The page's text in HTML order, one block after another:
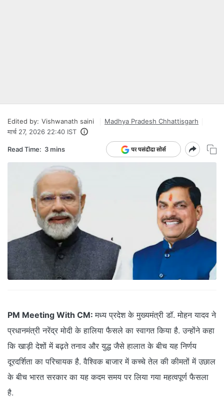
Edited by: Vishwanath saini
Madhya Pradesh Chhattisgarh
मार्च 27, 2026 22:40 IST
Read Time: 3 mins
PM Meeting With CM:मध्य प्रदेश के मुख्यमंत्री डॉ. मोहन यादव ने
प्रधानमंत्री नरेंद्र मोदी के हालिया फैसले का स्वागत किया है. उन्होंने कहा
कि खाड़ी देशों में बढ़ते तनाव और युद्ध जैसे हालात के बीच यह निर्णय
दूरदर्शिता का परिचायक है. वैश्विक बाजार में कच्चे तेल की कीमतों में उछाल
के बीच भारत सरकार का यह कदम समय पर लिया गया महत्वपूर्ण फैसला
है.